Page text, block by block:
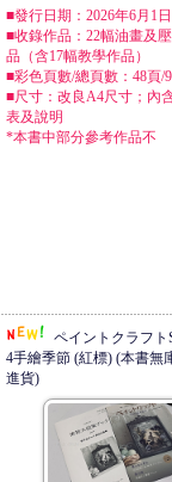
■發行日期：2026年6月1日
■收錄作品：22幅油畫及
品（含17幅教學作品）
■彩色頁數/總頁數：48頁/
■尺寸：改良A4尺寸；內
表及說明
*本書中部分參考作品不
ペイントクラフト
4手繪季節 (紅標) (本書無
進貨)